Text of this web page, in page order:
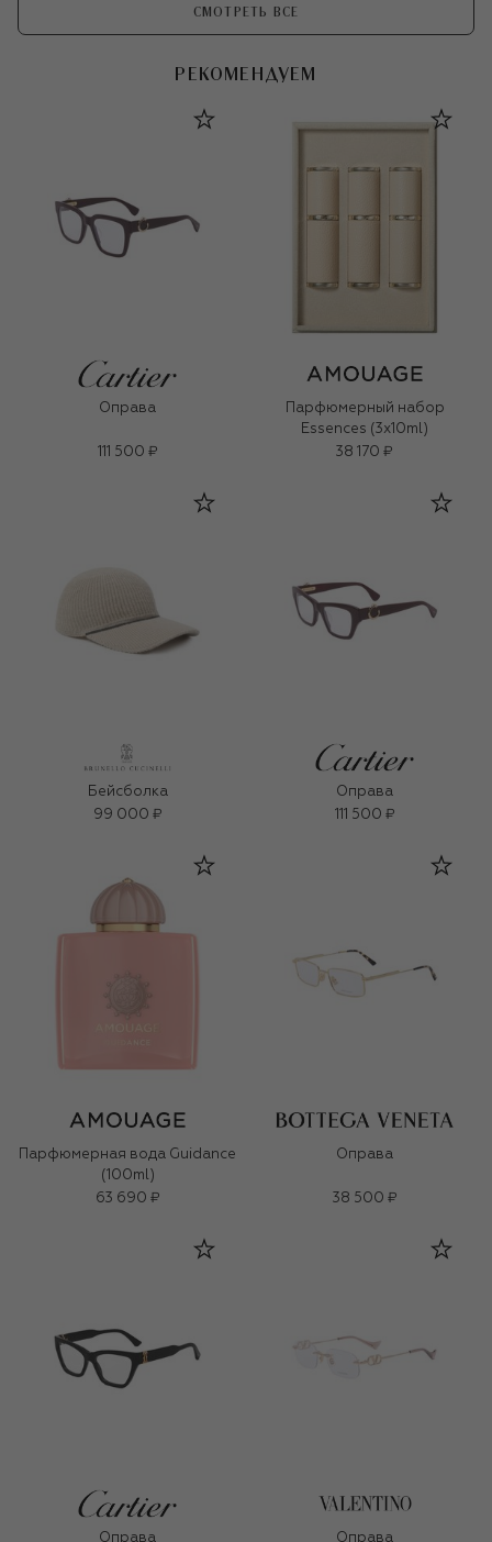
СМОТРЕТЬ ВСЕ
РЕКОМЕНДУЕМ
Оправа
111 500 ₽
Парфюмерный набор
Essences (3x10ml)
38 170 ₽
Бейсболка
99 000 ₽
Оправа
111 500 ₽
Парфюмерная вода Guidance
(100ml)
63 690 ₽
Оправа
38 500 ₽
Оправа Оправа